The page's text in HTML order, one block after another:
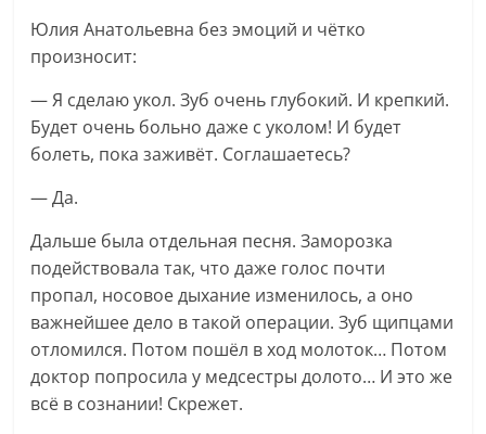
Юлия Анатольевна без эмоций и чётко
произносит:
— Я сделаю укол. Зуб очень глубокий. И крепкий.
Будет очень больно даже с уколом! И будет
болеть, пока заживёт. Соглашаетесь?
— Да.
Дальше была отдельная песня. Заморозка
подействовала так, что даже голос почти
пропал, носовое дыхание изменилось, а оно
важнейшее дело в такой операции. Зуб щипцами
отломился. Потом пошёл в ход молоток… Потом
доктор попросила у медсестры долото… И это же
всё в сознании! Скрежет.